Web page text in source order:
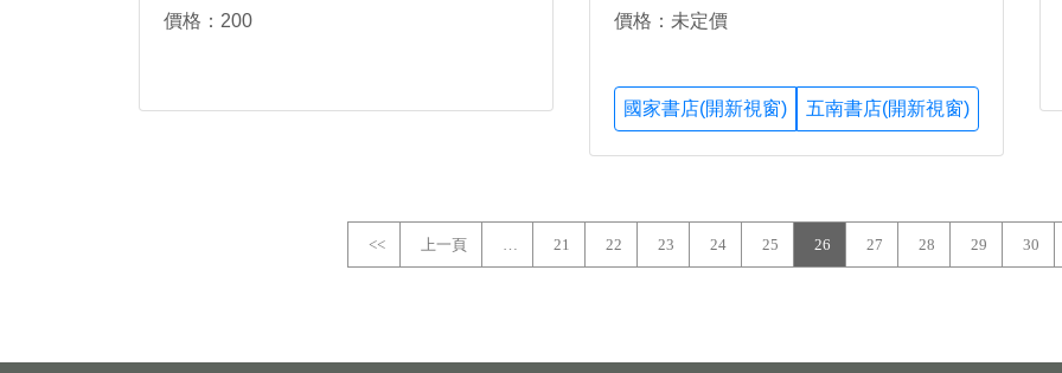
價格：200
價格：未定價
國家書店(開新視窗) 五南書店(開新視窗)
<< 上一頁 … 21 22 23 24 25 26 27 28 29 30